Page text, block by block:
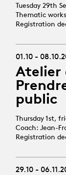
Tuesday 29th
Thematic
Registration
01.10 -
Atelier
public
Thursday 1st,
Coach: Jean-
Registration
29.10 -